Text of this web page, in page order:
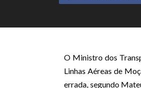
O Ministro dos
Linhas Aéreas de
errada, segundo